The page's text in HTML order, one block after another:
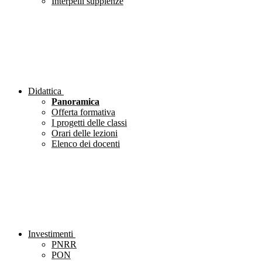
Didattica
Panoramica
Offerta formativa
I progetti delle classi
Orari delle lezioni
Elenco dei docenti
Investimenti
PNRR
PON